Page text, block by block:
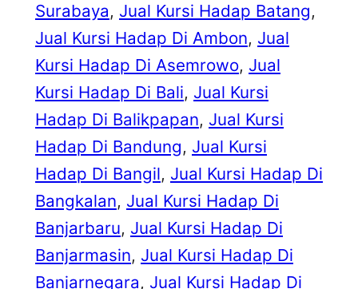
Surabaya, Jual Kursi Hadap Batang
Jual Kursi Hadap Di Ambon, Jual
Kursi Hadap Di Asemrowo, Jual
Kursi Hadap Di Bali, Jual Kursi
Hadap Di Balikpapan, Jual Kursi
Hadap Di Bandung, Jual Kursi
Hadap Di Bangil, Jual Kursi Hadap Di
Bangkalan, Jual Kursi Hadap Di
Banjarbaru, Jual Kursi Hadap Di
Banjarmasin, Jual Kursi Hadap Di
Banjarnegara, Jual Kursi Hadap Di